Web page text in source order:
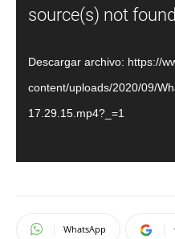
desource(s) not found
Descargar archivo: https://
content/uploads/2020/09/
17.29.15.mp4?_=1
WhatsApp